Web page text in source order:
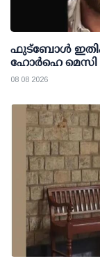
ഫുട്ബോൾ
ഹോർഹെ മെസി
08 08 2026